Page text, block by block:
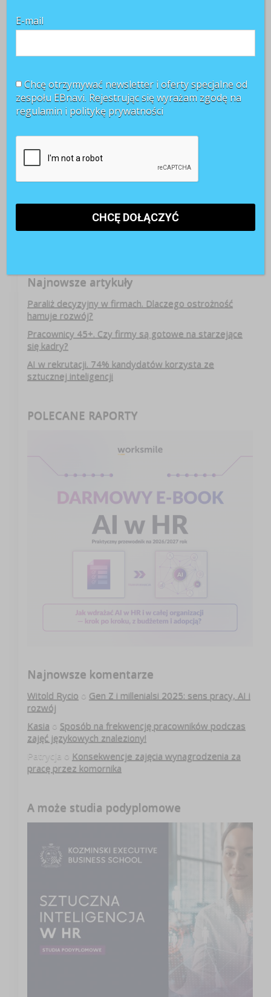
Najnowsze artykuły
Paraliż decyzyjny w firmach. Dlaczego ostrożność
hamuje rozwój?
Pracownicy 45+. Czy firmy są gotowe na starzejące
się kadry?
AI w rekrutacji. 74% kandydatów korzysta ze
sztucznej inteligencji
POLECANE RAPORTY
Najnowsze komentarze
Witold Rycio o Gen Z i millenialsi 2025: sens pracy, AI i
rozwój
Kasia o Sposób na frekwencję pracowników podczas
zajęć językowych znaleziony!
Patrycja o Konsekwencje zajęcia wynagrodzenia za
pracę przez komornika
A może studia podyplomowe
E-mail
Chcę otrzymywać newsletter i oferty specjalne od
zespołu EBnavi. Rejestrując się wyrażam zgodę na
regulamin i politykę prywatności